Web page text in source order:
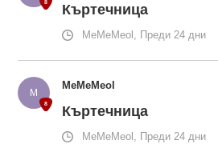
Къртечница
MeMeMeol, Преди 24 дни
MeMeMeol
Къртечница
MeMeMeol, Преди 24 дни